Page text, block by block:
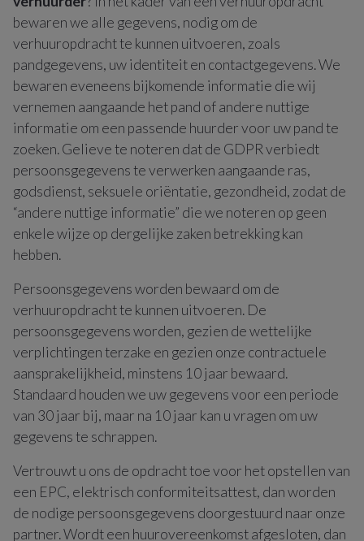
bewaren we alle gegevens, nodig om de
verhuuropdracht te kunnen uitvoeren, zoals
pandgegevens, uw identiteit en contactgegevens. We
bewaren eveneens bijkomende informatie die wij
vernemen aangaande het pand of andere nuttige
informatie om een passende huurder voor uw pand te
zoeken. Gelieve te noteren dat de GDPR verbiedt
persoonsgegevens te verwerken aangaande ras,
godsdienst, seksuele oriëntatie, gezondheid, zodat de
“andere nuttige informatie” die we noteren op geen
enkele wijze op dergelijke zaken betrekking kan
hebben.
Persoonsgegevens worden bewaard om de
verhuuropdracht te kunnen uitvoeren. De
persoonsgegevens worden, gezien de wettelijke
verplichtingen terzake en gezien onze contractuele
aansprakelijkheid, minstens 10 jaar bewaard.
Standaard houden we uw gegevens voor een periode
van 30 jaar bij, maar na 10 jaar kan u vragen om uw
gegevens te schrappen.
Vertrouwt u ons de opdracht toe voor het opstellen van
een EPC, elektrisch conformiteitsattest, dan worden
de nodige persoonsgegevens doorgestuurd naar onze
partner. Wordt een huurovereenkomst afgesloten, dan